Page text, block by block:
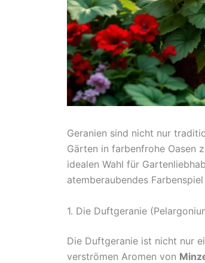
Geranien sind nicht nur
Gärten in farbenfrohe Oasen
idealen Wahl für
atemberaubendes
1. Die Duftgeranie
Die Duftgeranie ist nicht nur
verströmen Aromen von